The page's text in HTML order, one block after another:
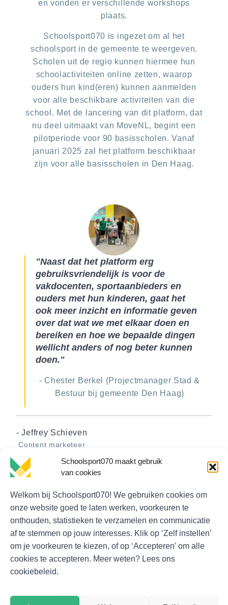
Schoolsport070 maakt gebruik
van cookies
Welkom bij Schoolsport070! We gebruiken cookies om
onze website goed te laten werken, voorkeuren te
onthouden, statistieken te verzamelen en communicatie
af te stemmen op jouw interesses. Klik op ‘Zelf instellen’
om je voorkeuren te kiezen, of op ‘Accepteren’ om alle
cookies te accepteren. Meer weten? Lees ons
cookiebeleid.
en vonden er verschillende workshops
plaats.
Schoolsport070 is ingezet om al het
schoolsport in de gemeente te weergeven.
Scholen uit de regio kunnen hiermee hun
schoolactiviteiten online zetten, waarop
ouders hun kind(eren) kunnen aanmelden
voor alle beschikbare activiteiten van die
school. Met de lancering van dit platform, dat
nu deel uitmaakt van MoveNL, begint een
pilotperiode voor 90 basisscholen. Vanaf
januari 2025 zal het platform beschikbaar
zijn voor alle basisscholen in Den Haag.
"Naast dat het platform erg
gebruiksvriendelijk is voor de
vakdocenten, sportaanbieders en
ouders met hun kinderen, gaat het
ook meer inzicht en informatie geven
over dat wat we met elkaar doen en
bereiken en hoe we bepaalde dingen
wellicht anders of nog beter kunnen
doen."
- Chester Berkel (Projectmanager Stad &
Bestuur bij gemeente Den Haag)
- Jeffrey Schieven
Content marketeer
Contactgegevens en informatie
Wachtwoord vergeten